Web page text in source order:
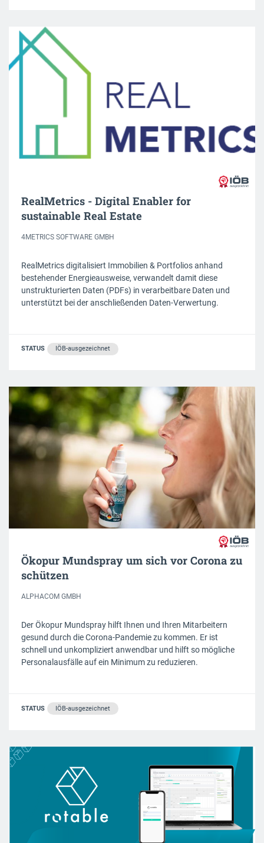
RealMetrics - Digital Enabler for
sustainable Real Estate
4METRICS SOFTWARE GMBH
RealMetrics digitalisiert Immobilien & Portfolios anhand
bestehender Energieausweise, verwandelt damit diese
unstrukturierten Daten (PDFs) in verarbeitbare Daten und
unterstützt bei der anschließenden Daten-Verwertung.
STATUS IÖB-ausgezeichnet
Ökopur Mundspray um sich vor Corona zu
schützen
ALPHACOM GMBH
Der Ökopur Mundspray hilft Ihnen und Ihren Mitarbeitern
gesund durch die Corona-Pandemie zu kommen. Er ist
schnell und unkompliziert anwendbar und hilft so mögliche
Personalausfälle auf ein Minimum zu reduzieren.
STATUS IÖB-ausgezeichnet